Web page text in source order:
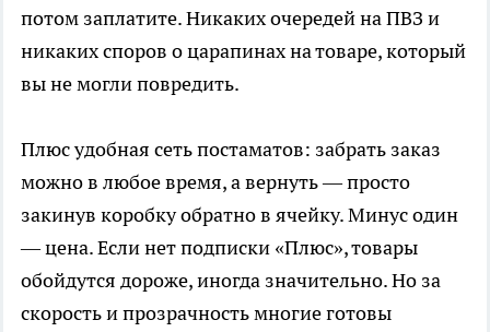
потом заплатите. Никаких очередей на ПВЗ и
никаких споров о царапинах на товаре, который
вы не могли повредить.
Плюс удобная сеть постаматов: забрать заказ
можно в любое время, а вернуть — просто
закинув коробку обратно в ячейку. Минус один
— цена. Если нет подписки «Плюс», товары
обойдутся дороже, иногда значительно. Но за
скорость и прозрачность многие готовы